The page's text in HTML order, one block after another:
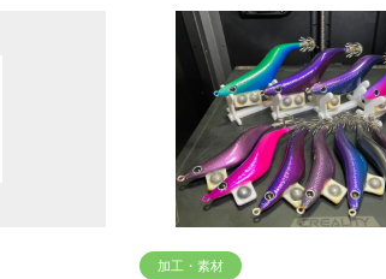
加工・素材